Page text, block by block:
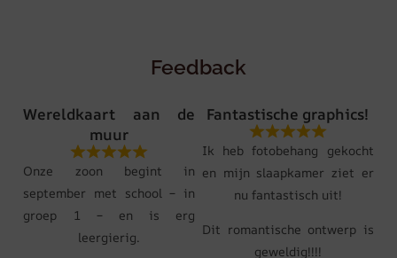
Feedback
Wereldkaart aan de
muur
Onze zoon begint in
september met school – in
groep 1 – en is erg
leergierig.
Fantastische graphics!
Ik heb fotobehang gekocht
en mijn slaapkamer ziet er
nu fantastisch uit!
Dit romantische ontwerp is
geweldig!!!!